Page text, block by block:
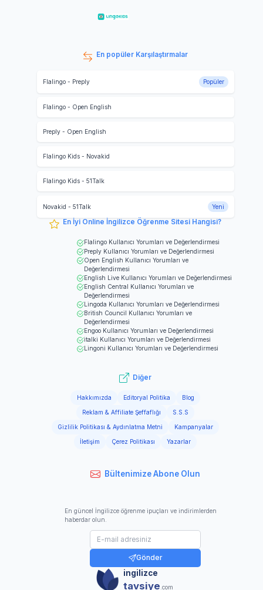
En popüler Karşılaştırmalar
Flalingo- Preply Popüler
Flalingo- Open English
Preply- Open English
Flalingo Kids- Novakid
Flalingo Kids- 51Talk
Novakid - 51Talk Yeni
En İyi Online İngilizce Öğrenme Sitesi Hangisi?
Flalingo Kullanıcı Yorumları ve Değerlendirmesi
Preply Kullanıcı Yorumları ve Değerlendirmesi
Open English Kullanıcı Yorumları ve
Değerlendirmesi
English Live Kullanıcı Yorumları ve Değerlendirmesi
English Central Kullanıcı Yorumları ve
Değerlendirmesi
Lingoda Kullanıcı Yorumları ve Değerlendirmesi
British Council Kullanıcı Yorumları ve
Değerlendirmesi
Engoo Kullanıcı Yorumları ve Değerlendirmesi
italki Kullanıcı Yorumları ve Değerlendirmesi
Lingoni Kullanıcı Yorumları ve Değerlendirmesi
Diğer
Hakkımızda Editoryal Politika Blog
Reklam & Affiliate Şeffaflığı S.S.S
Gizlilik Politikası & Aydınlatma Metni Kampanyalar
İletişim Çerez Politikası Yazarlar
Bültenimize Abone Olun
En güncel İngilizce öğrenme ipuçları ve indirimlerden
haberdar olun.
Gönder
ingilizce
tavsiye .com